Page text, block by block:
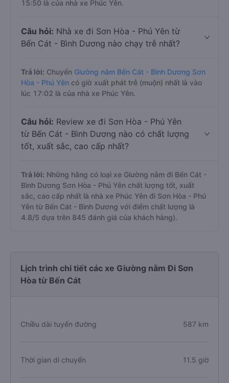
15:50 là của nhà xe Phúc Yên.
Câu hỏi: Nhà xe đi Sơn Hòa - Phú Yên từ
Bến Cát - Bình Dương nào chạy trễ nhất?
Trả lời: Chuyến Giường nằm Bến Cát - Bình Dương Sơn
Hòa - Phú Yên có giờ xuất phát trễ (muộn) nhất là vào
lúc 17:02 là của nhà xe Phúc Yên.
Câu hỏi: Review xe đi Sơn Hòa - Phú Yên
từ Bến Cát - Bình Dương nào có chất lượng
tốt, xuất sắc, cao cấp nhất?
Trả lời: Những hãng có loại xe Giường nằm đi Bến Cát -
Bình Dương Sơn Hòa - Phú Yên chất lượng tốt, xuất
sắc, cao cấp nhất là nhà xe Phúc Yên đi Sơn Hòa - Phú
Yên từ Bến Cát - Bình Dương với điểm chất lượng là
4.8/5 dựa trên 845 đánh giá của khách hàng).
Lịch trình chi tiết các xe Giường nằm Đi Sơn
Hòa từ Bến Cát
Chiều dài tuyến đường 587 km
Thời gian di chuyển 11.5 giờ